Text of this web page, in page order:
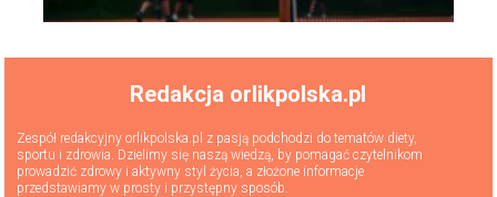
Redakcja orlikpolska.pl
Zespół redakcyjny orlikpolska.pl z pasją podchodzi do tematów diety,
sportu i zdrowia. Dzielimy się naszą wiedzą, by pomagać czytelnikom
prowadzić zdrowy i aktywny styl życia, a złożone informacje
przedstawiamy w prosty i przystępny sposób.